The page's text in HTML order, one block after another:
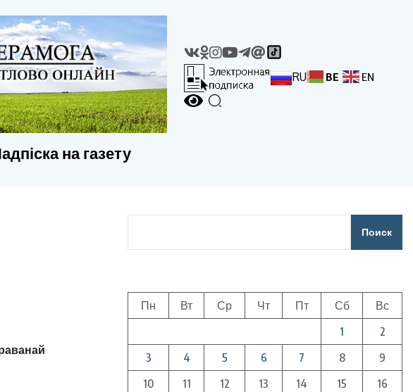
на газету
RU BE EN
Поиск
Пн Вт Ср Чт Пт Сб
Вс
1
2
3
4 5 6 7 8
9
10
11 12 13 14 15
16